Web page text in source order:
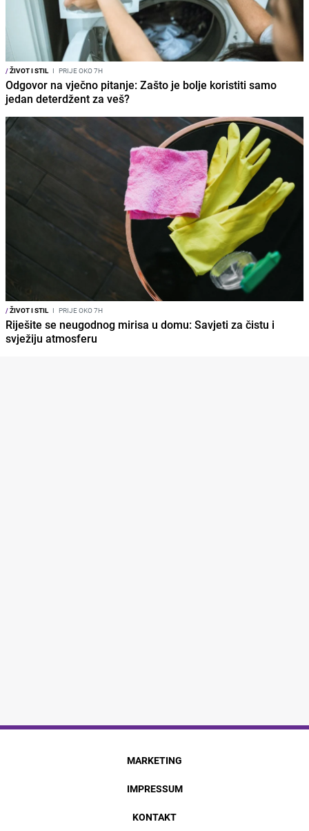
/ŽIVOT I STIL I PRIJE OKO 7H
Odgovor na vječno pitanje: Zašto je bolje koristiti samo
jedan deterdžent za veš?
/ŽIVOT I STIL I PRIJE OKO 7H
Riješite se neugodnog mirisa u domu: Savjeti za čistu i
svježiju atmosferu
MARKETING
IMPRESSUM
KONTAKT